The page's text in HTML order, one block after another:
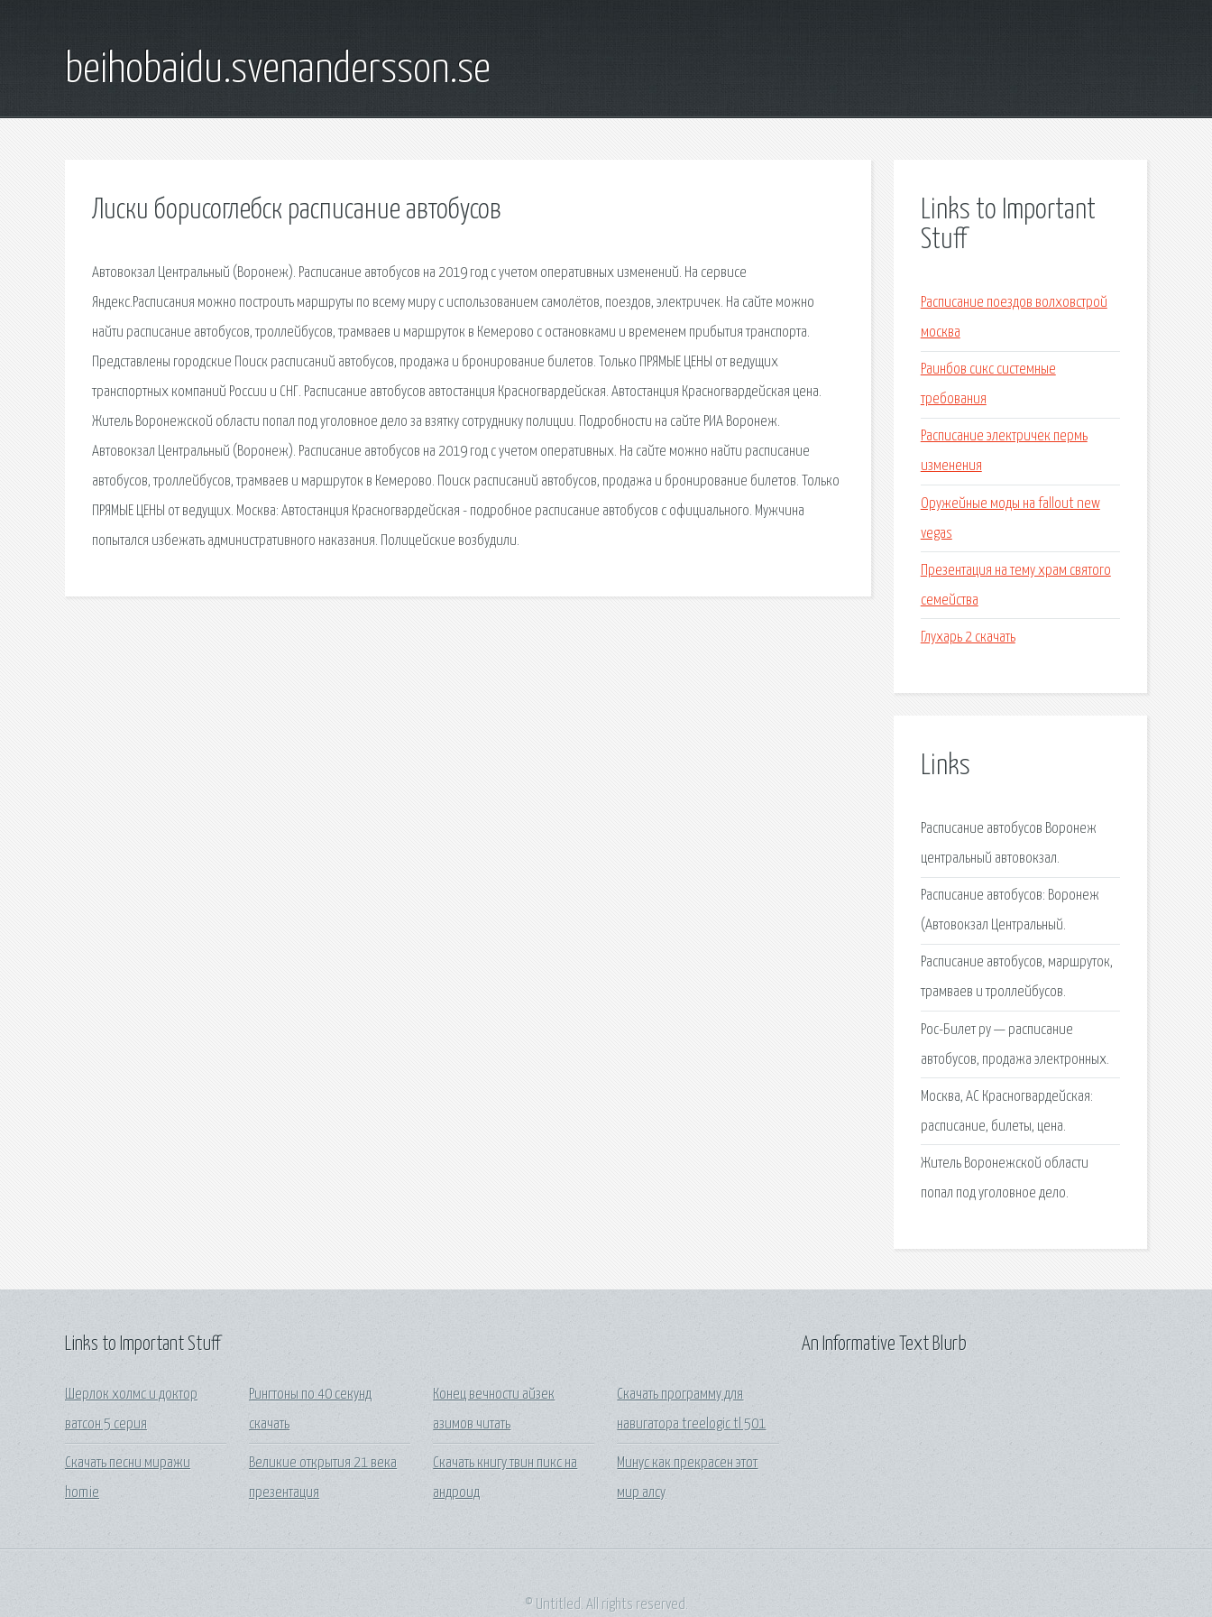
beihobaidu.svenandersson.se
Лиски борисоглебск расписание автобусов
Автовокзал Центральный (Воронеж). Расписание автобусов на 2019 год с учетом оперативных изменений. На сервисе
Яндекс.Расписания можно построить маршруты по всему миру с использованием самолётов, поездов, электричек. На сайте можно
найти расписание автобусов, троллейбусов, трамваев и маршруток в Кемерово с остановками и временем прибытия транспорта.
Представлены городские Поиск расписаний автобусов, продажа и бронирование билетов. Только ПРЯМЫЕ ЦЕНЫ от ведущих
транспортных компаний России и СНГ. Расписание автобусов автостанция Красногвардейская. Автостанция Красногвардейская цена.
Житель Воронежской области попал под уголовное дело за взятку сотруднику полиции. Подробности на сайте РИА Воронеж.
Автовокзал Центральный (Воронеж). Расписание автобусов на 2019 год с учетом оперативных. На сайте можно найти расписание
автобусов, троллейбусов, трамваев и маршруток в Кемерово. Поиск расписаний автобусов, продажа и бронирование билетов. Только
ПРЯМЫЕ ЦЕНЫ от ведущих. Москва: Автостанция Красногвардейская - подробное расписание автобусов с официального. Мужчина
попытался избежать административного наказания. Полицейские возбудили.
Links to Important
Stuff
Расписание поездов волховстрой
москва
Раинбов сикс системные
требования
Расписание электричек пермь
изменения
Оружейные моды на fallout new
vegas
Презентация на тему храм святого
семейства
Глухарь 2 скачать
Links
Расписание автобусов Воронеж
центральный автовокзал.
Расписание автобусов: Воронеж
(Автовокзал Центральный.
Расписание автобусов, маршруток,
трамваев и троллейбусов.
Рос-Билет ру — расписание
автобусов, продажа электронных.
Москва, АС Красногвардейская:
расписание, билеты, цена.
Житель Воронежской области
попал под уголовное дело.
Links to Important Stuff
Шерлок холмс и доктор
ватсон 5 серия
Скачать песни миражи
homie
Рингтоны по 40 секунд
скачать
Великие открытия 21 века
презентация
Конец вечности айзек
азимов читать
Скачать книгу твин пикс на
андроид
Скачать программу для
навигатора treelogic tl 501
Минус как прекрасен этот
мир алсу
An Informative Text Blurb
© Untitled. All rights reserved.